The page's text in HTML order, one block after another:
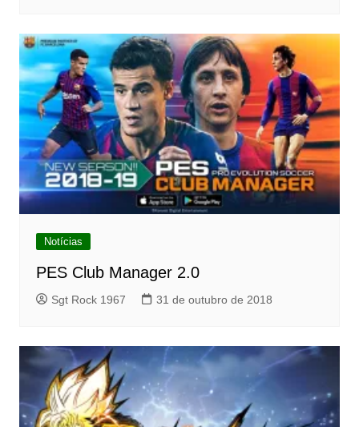
Notícias
PES Club Manager 2.0
Sgt Rock 1967 31 de outubro de 2018